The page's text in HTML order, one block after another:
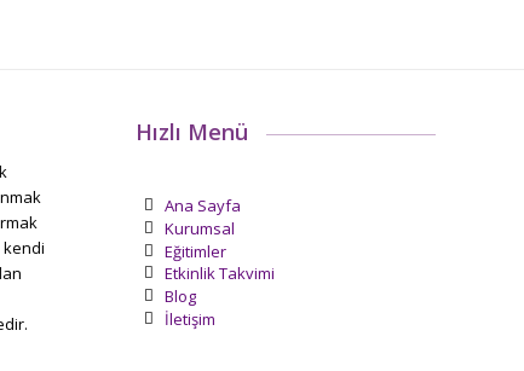
kendi
Hızlı Menü
Ana Sayfa
Kurumsal
Eğitimler
Etkinlik Takvimi
Blog
İletişim